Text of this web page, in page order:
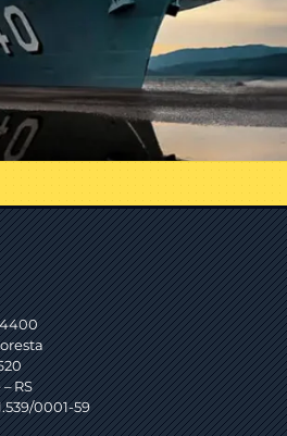
4400
RS
0001-59